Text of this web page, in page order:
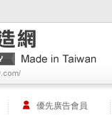
優先廣告會員